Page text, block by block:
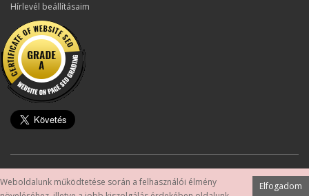
Hírlevél beállításaim
szamitogephiba.hu - Rendszergazda szolgáltatás Budapest © 2026Elfogadom
Weboldalunk működtetése során a felhasználói élmény